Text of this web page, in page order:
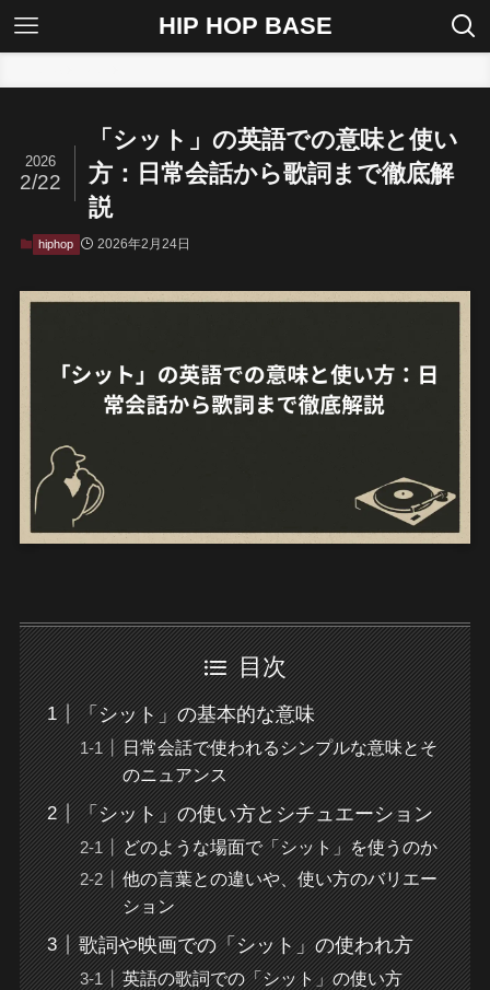
HIP HOP BASE
「シット」の英語での意味と使い
方：日常会話から歌詞まで徹底解
説
2026
2/22
hiphop 2026年2月24日
目次
「シット」の基本的な意味
日常会話で使われるシンプルな意味とそ
のニュアンス
「シット」の使い方とシチュエーション
どのような場面で「シット」を使うのか
他の言葉との違いや、使い方のバリエー
ション
歌詞や映画での「シット」の使われ方
英語の歌詞での「シット」の使い方